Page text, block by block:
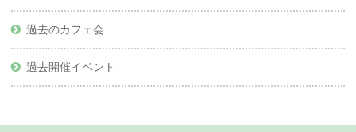
過去のカフェ会
過去開催イベント